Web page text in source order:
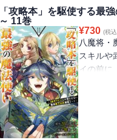
「攻略本」を駆使する最
～ 11巻
¥730 (税
八魔将・
スキルや
イの前に
って決